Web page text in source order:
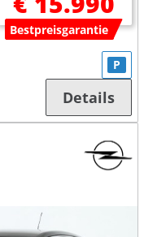
Bestpreisgarantie
P
Details